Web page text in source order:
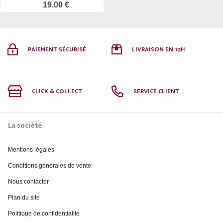
19.00 €
PAIEMENT SÉCURISÉ LIVRAISON EN 72H
CLICK & COLLECT SERVICE CLIENT
La société
Mentions légales
Conditions générales de vente
Nous contacter
Plan du site
Politique de confidentialité